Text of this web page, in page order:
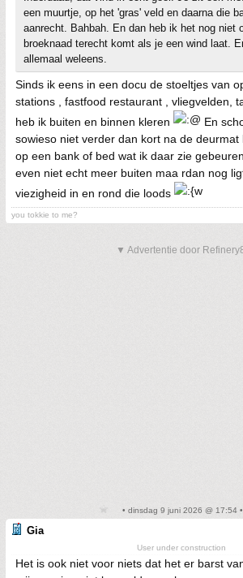
een muurtje, op het 'gras' veld en daarna die
aanrecht. Bahbah. En dan heb ik het nog niet
broeknaad terecht komt als je een wind laat.
allemaal weleens.
Sinds ik eens in een docu de stoeltjes van
stations , fastfood restaurant , vliegvelden,
heb ik buiten en binnen kleren
En
sowieso niet verder dan kort na de deurmat
op een bank of bed wat ik daar zie
even niet echt meer buiten maa rdan nog
viezigheid in en rond die loods
you tokkie to me?
▼ Advertentie door
• dinsdag 9 juni 2026 @ 17:54
Gia
User under construction
Het is ook niet voor niets dat het er barst